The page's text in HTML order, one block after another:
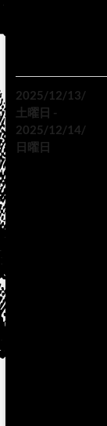
2025/12/13/
土曜日 -
2025/12/14/
日曜日